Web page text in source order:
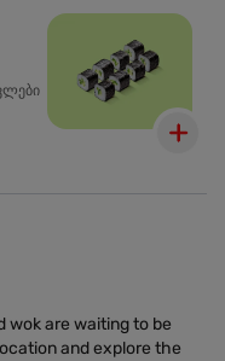
wok are waiting to be
and explore the